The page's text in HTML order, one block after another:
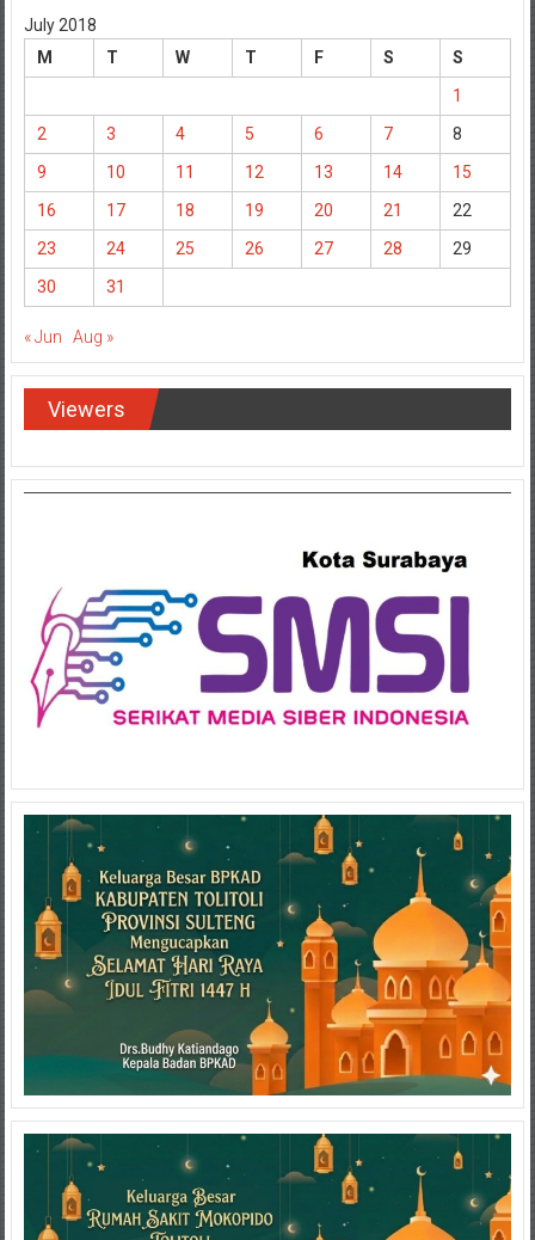
July 2018
M
T W T F S
S
1
2
3 4 5 6 7
8
9
10 11 12 13 14
15
16
17 18 19 20 21
22
23
24 25 26 27 28
29
30
31
« Jun Aug »
Viewers